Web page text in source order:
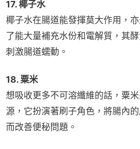
17. 椰子水
椰子水在腸道能發揮莫大作用，
了能大量補充水份和電解質，其
刺激腸道蠕動。
18. 粟米
想吸收更多不可溶纖維的話，粟
源，它扮演著刷子角色，將腸內
而改善便秘問題。